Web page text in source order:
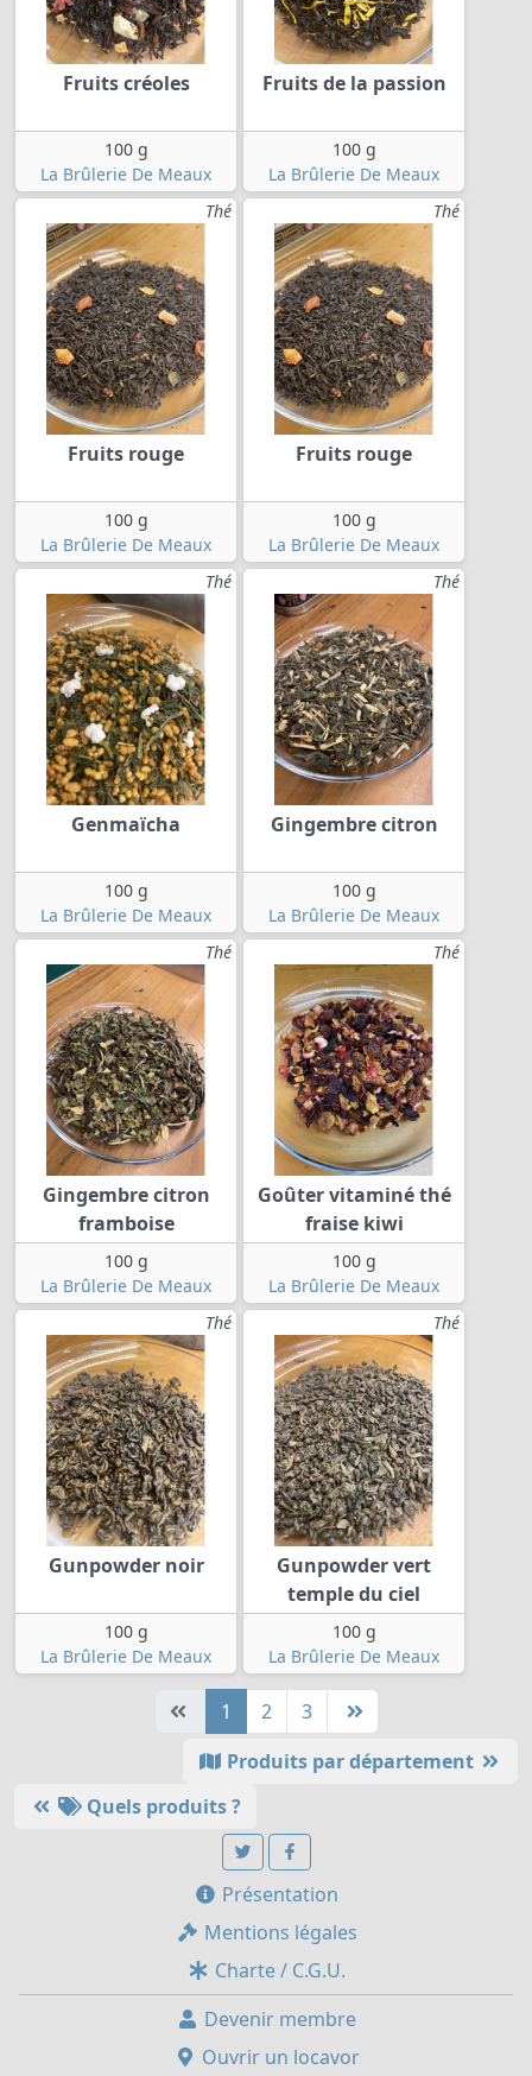
Fruits créoles
100 g
La Brûlerie De Meaux
Fruits de la passion
100 g
La Brûlerie De Meaux
Thé
Fruits rouge
100 g
La Brûlerie De Meaux
Thé
Fruits rouge
100 g
La Brûlerie De Meaux
Thé
Genmaïcha
100 g
La Brûlerie De Meaux
Thé
Gingembre citron
100 g
La Brûlerie De Meaux
Thé
Gingembre citron
framboise
100 g
La Brûlerie De Meaux
Thé
Goûter vitaminé thé
fraise kiwi
100 g
La Brûlerie De Meaux
Thé
Gunpowder noir
100 g
La Brûlerie De Meaux
Thé
Gunpowder vert
temple du ciel
100 g
La Brûlerie De Meaux
1 2
3
Produits par département
Quels produits ?
Présentation
Mentions légales
Charte / C.G.U.
Devenir membre
Ouvrir un locavor